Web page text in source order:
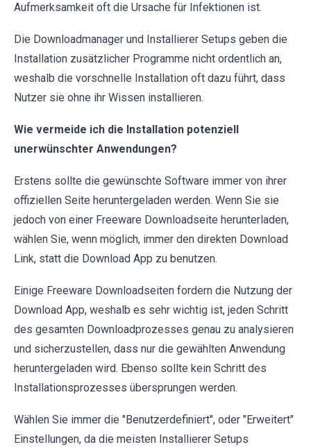
Aufmerksamkeit oft die Ursache für Infektionen ist.
Die Downloadmanager und Installierer Setups geben die
Installation zusätzlicher Programme nicht ordentlich an,
weshalb die vorschnelle Installation oft dazu führt, dass
Nutzer sie ohne ihr Wissen installieren.
Wie vermeide ich die Installation potenziell
unerwünschter Anwendungen?
Erstens sollte die gewünschte Software immer von ihrer
offiziellen Seite heruntergeladen werden. Wenn Sie sie
jedoch von einer Freeware Downloadseite herunterladen,
wählen Sie, wenn möglich, immer den direkten Download
Link, statt die Download App zu benutzen.
Einige Freeware Downloadseiten fordern die Nutzung der
Download App, weshalb es sehr wichtig ist, jeden Schritt
des gesamten Downloadprozesses genau zu analysieren
und sicherzustellen, dass nur die gewählten Anwendung
heruntergeladen wird. Ebenso sollte kein Schritt des
Installationsprozesses übersprungen werden.
Wählen Sie immer die "Benutzerdefiniert", oder "Erweitert"
Einstellungen, da die meisten Installierer Setups